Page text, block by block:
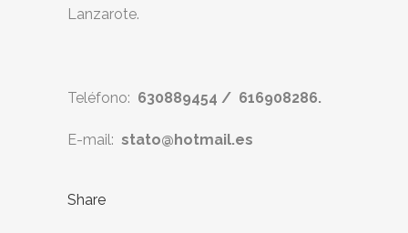
Lanzarote.
Teléfono: 630889454 / 616908286.
E-mail: stato@hotmail.es
Share